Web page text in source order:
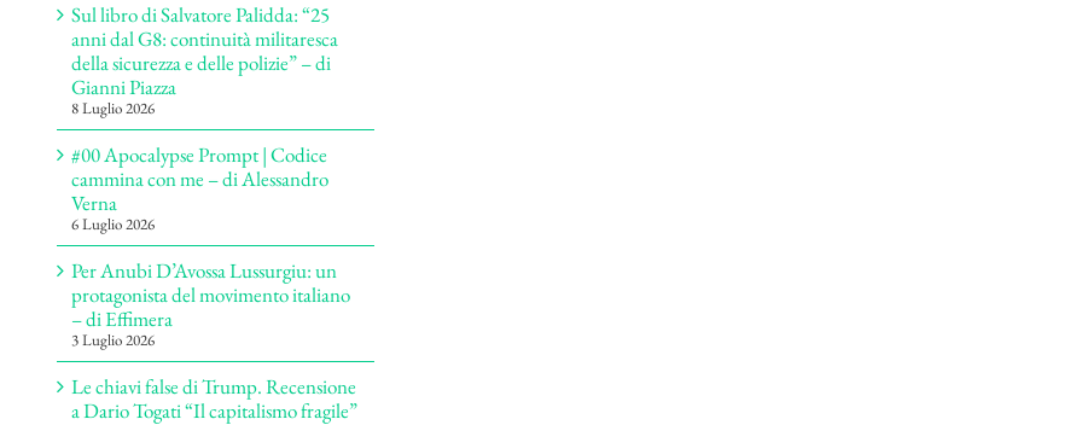
Sul libro di Salvatore Palidda: “25
anni dal G8: continuità militaresca
della sicurezza e delle polizie” – di
Gianni Piazza
8 Luglio 2026
#00 Apocalypse Prompt | Codice
cammina con me – di Alessandro
Verna
6 Luglio 2026
Per Anubi D’Avossa Lussurgiu: un
protagonista del movimento italiano
– di Effimera
3 Luglio 2026
Le chiavi false di Trump. Recensione
a Dario Togati “Il capitalismo fragile”